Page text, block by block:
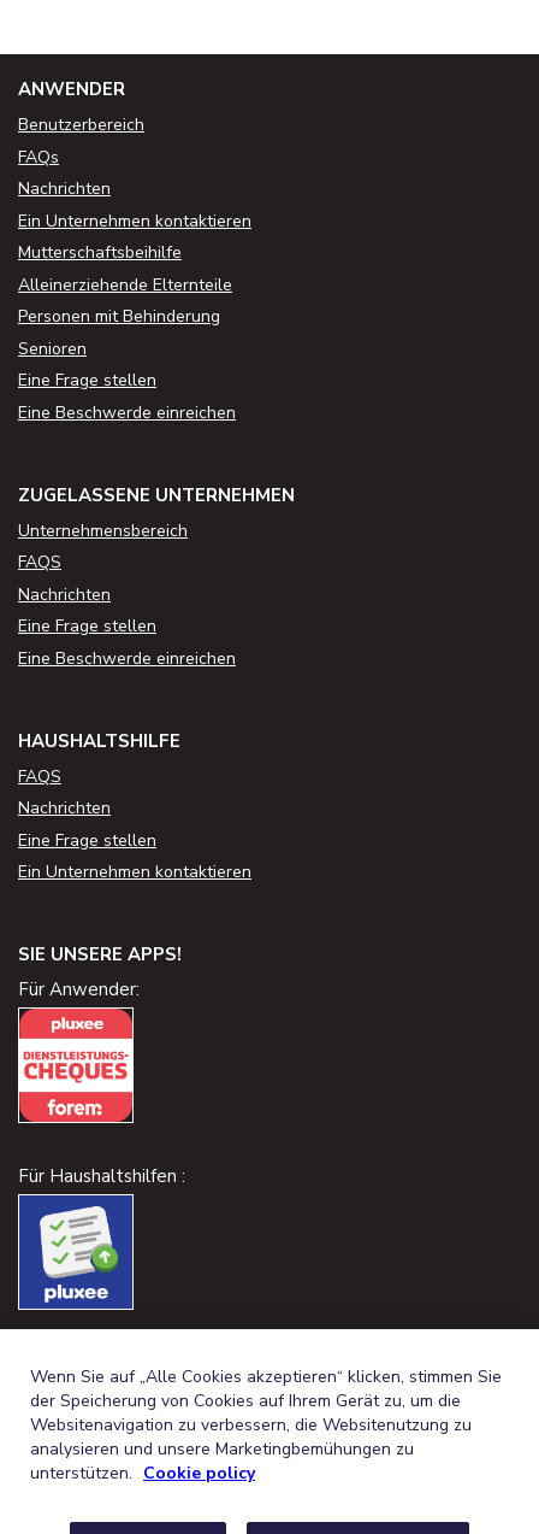
ANWENDER
Benutzerbereich
FAQs
Nachrichten
Ein Unternehmen kontaktieren
Mutterschaftsbeihilfe
Alleinerziehende Elternteile
Personen mit Behinderung
Senioren
Eine Frage stellen
Eine Beschwerde einreichen
ZUGELASSENE UNTERNEHMEN
Unternehmensbereich
FAQS
Nachrichten
Eine Frage stellen
Eine Beschwerde einreichen
HAUSHALTSHILFE
FAQS
Nachrichten
Eine Frage stellen
Ein Unternehmen kontaktieren
SIE UNSERE APPS!
Für Anwender:
Für Haushaltshilfen :
Wenn Sie auf „Alle Cookies akzeptieren“ klicken, stimmen Sie
der Speicherung von Cookies auf Ihrem Gerät zu, um die
Websitenavigation zu verbessern, die Websitenutzung zu
analysieren und unsere Marketingbemühungen zu
unterstützen. Cookie policy